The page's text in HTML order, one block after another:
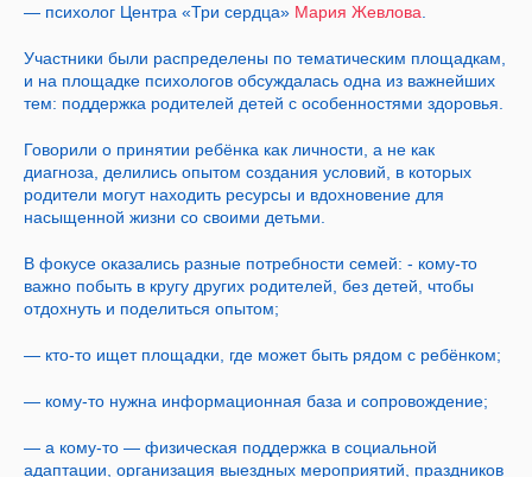
— психолог Центра «Три сердца» Мария Жевлова
Участники были распределены по тематическим площадкам,
и на площадке психологов обсуждалась одна из важнейших
тем: поддержка родителей детей с особенностями здоровья.
Говорили о принятии ребёнка как личности, а не как
диагноза, делились опытом создания условий, в которых
родители могут находить ресурсы и вдохновение для
насыщенной жизни со своими детьми.
В фокусе оказались разные потребности семей: - кому-то
важно побыть в кругу других родителей, без детей, чтобы
отдохнуть и поделиться опытом;
— кто-то ищет площадки, где может быть рядом с ребёнком;
— кому-то нужна информационная база и сопровождение;
— а кому-то — физическая поддержка в социальной
адаптации, организация выездных мероприятий, праздников